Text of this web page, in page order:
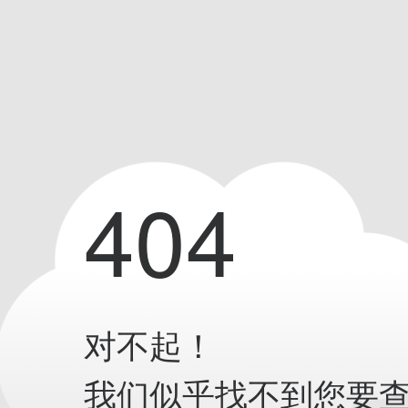
404
对不起！
我们似乎找不到您要